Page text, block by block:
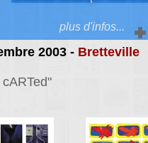
2003 - Bretteville
plus d'infos...